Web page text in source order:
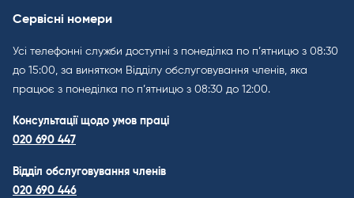
Сервісні номери
Усі телефонні служби доступні з понеділка по п’ятницю з 08:30
до 15:00, за винятком Відділу обслуговування членів, яка
працює з понеділка по п’ятницю з 08:30 до 12:00.
Консультації щодо умов праці
020 690 447
Відділ обслуговування членів
020 690 446